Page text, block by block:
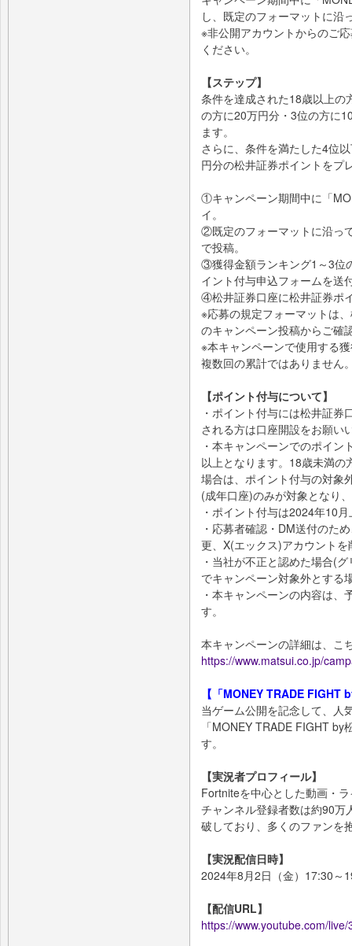
し、既定のフォーマットに沿
※非公開アカウントからのご
ください。
【ステップ】
条件を達成された18歳以上の
の方に20万円分・3位の方に
ます。
さらに、条件を満たした4位
円分の松井証券ポイントをプ
①キャンペーン期間中に「
イ。
②既定のフォーマットに沿っ
で投稿。
③獲得金額ランキング1～3位
イント付与申込フォームを送
④松井証券口座に松井証券ポ
※応募の規定フォーマットは
のキャンペーン投稿からご確
※本キャンペーンで使用する
複数回の累計ではありません
【ポイント付与について】
・ポイント付与には松井証
される方は口座開設をお願い
・本キャンペーンでのポイ
以上となります。18歳未満の
場合は、ポイント付与の対象
(成年口座)のみが対象となり
・ポイント付与は2024年10
・応募者確認・DM送付のた
更、X(エックス)アカウント
・当社が不正と認めた場合(
でキャンペーン対象外とする
・本キャンペーンの内容は
す。
本キャンペーンの詳細は、こ
https://www.matsui.co.jp/
【「MONEY TRADE FIGHT
当ゲーム公開を記念して、人
「MONEY TRADE FIGHT
す。
【実況者プロフィール】
Fortniteを中心とした動画・
チャンネル登録者数は約90万
破しており、多くのファンを
【実況配信日時】
2024年8月2日（金）17:30～
【配信URL】
https://www.youtube.com/